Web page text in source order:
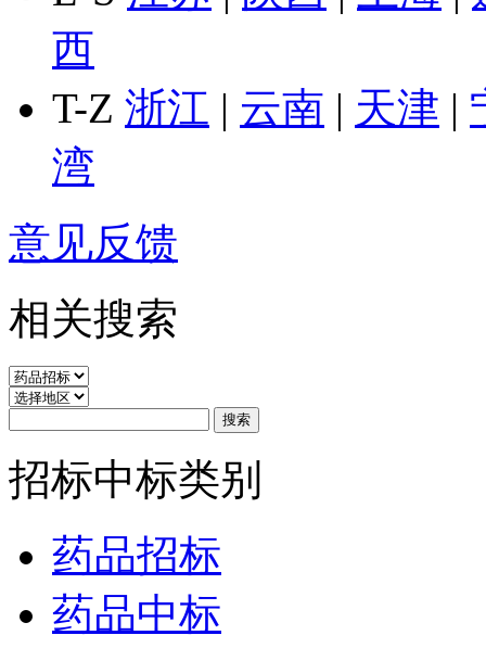
西
T-Z 浙江 | 云南 | 天津 |
湾
意见反馈
相关搜索
招标中标类别
药品招标
药品中标